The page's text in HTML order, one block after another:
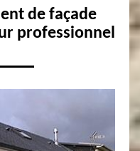
de façade
professionnel